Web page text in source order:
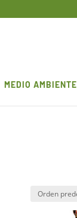
MEDIO AMBIENTE